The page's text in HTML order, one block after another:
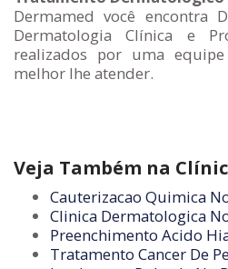
Dermamed você encontra
Dermatologia Clínica e
realizados por uma
melhor lhe atender.
Veja Também na
Cauterizacao Quimica
Clinica Dermatologica
Preenchimento Acido
Tratamento Cancer De